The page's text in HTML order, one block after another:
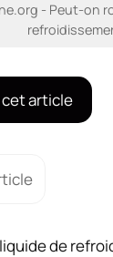
- Peut-on
article
de